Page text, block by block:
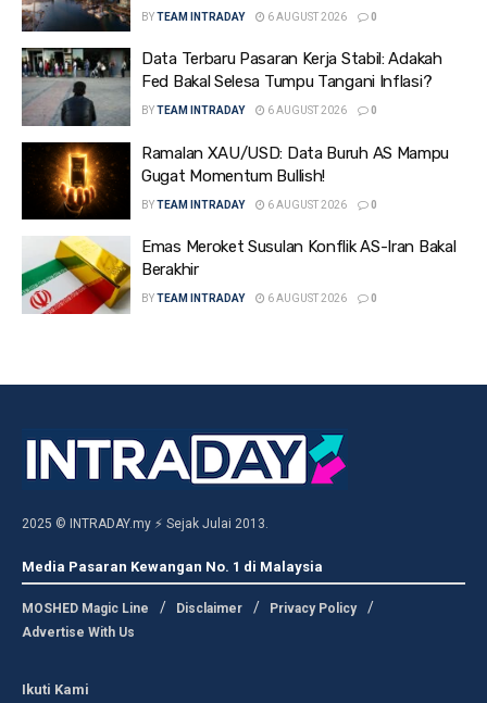
BYTEAM INTRADAY 6 AUGUST 2026 0
Data Terbaru Pasaran Kerja Stabil: Adakah
Fed Bakal Selesa Tumpu Tangani Inflasi?
BYTEAM INTRADAY 6 AUGUST 2026 0
Ramalan XAU/USD: Data Buruh AS Mampu
Gugat Momentum Bullish!
BYTEAM INTRADAY 6 AUGUST 2026 0
Emas Meroket Susulan Konflik AS-Iran Bakal
Berakhir
BYTEAM INTRADAY 6 AUGUST 2026 0
2025 © INTRADAY.my ⚡ Sejak Julai 2013.
Media Pasaran Kewangan No. 1 di Malaysia
MOSHED Magic Line Disclaimer
Privacy Policy
Advertise With Us
Ikuti Kami